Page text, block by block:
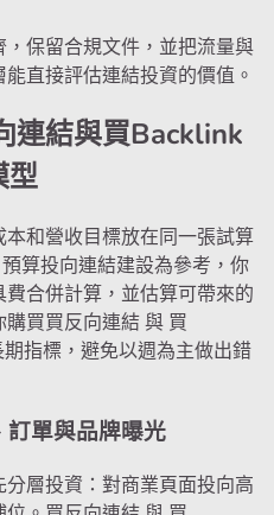
保留合規文件，並把流量與
直接評估連結投資的價值。
連結與買Backlink
型
和營收目標放在同一張試算
算投向連結建設為參考，你
合併計算，並估算可帶來的
買買反向連結 與 買
指標，避免以週為主做出錯
單與品牌曝光
層投資：對商業頁面投向高